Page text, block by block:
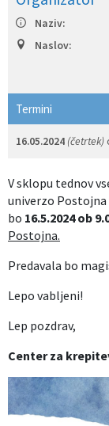
Naziv:
Naslov:
Termini
16.05.2024 (četrtek)
V sklopu tednov
univerzo Postojna
bo 16.5.2024 ob
Postojna.
Predavala bo
Lepo vabljeni!
Lep pozdrav,
Center za
Izobraževanje
Kultura, šport in
Skupna občinska